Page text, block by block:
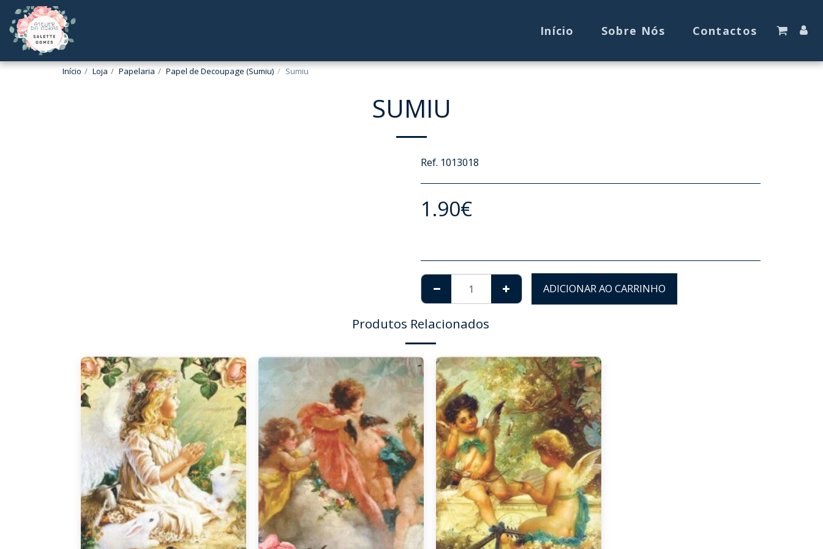
Início Sobre Nós Contactos
Início Loja Papelaria Papel de Decoupage (Sumiu) Sumiu
SUMIU
Ref. 1013018
1.90€
ADICIONAR AO CARRINHO
Produtos Relacionados